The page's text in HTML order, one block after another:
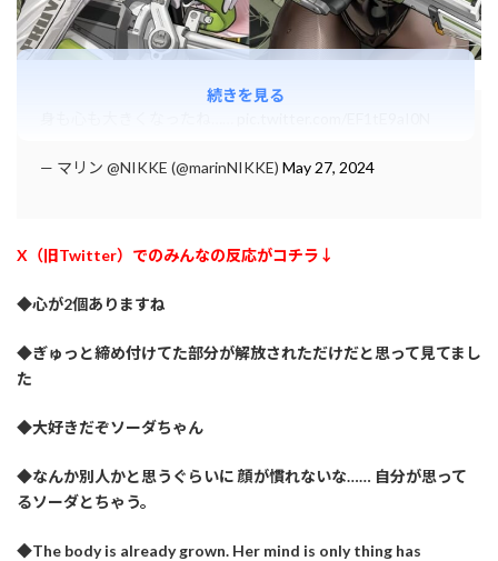
— マリン @NIKKE (@marinNIKKE) May 27, 2024
X（旧Twitter）でのみんなの反応がコチラ↓
◆心が2個ありますね
◆ぎゅっと締め付けてた部分が解放されただけだと思って見てまし
た
◆大好きだぞソーダちゃん
◆なんか別人かと思うぐらいに 顔が慣れないな…… 自分が思って
るソーダとちゃう。
◆The body is already grown. Her mind is only thing has
続きを見る